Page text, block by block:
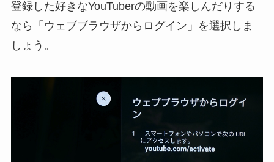
登録した好きなYouTuberの動画を楽しんだりする
なら「ウェブブラウザからログイン」を選択しま
しょう。